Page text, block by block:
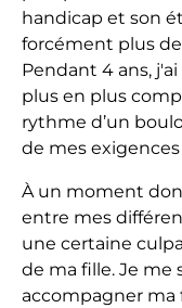
handicap et son
forcément plus
Pendant 4 ans,
plus en plus
rythme d’un
de mes
À un moment
entre mes
une certaine
de ma fille. Je me
accompagner ma